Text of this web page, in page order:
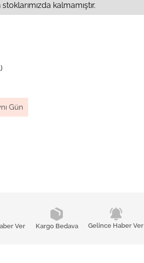
Gün
Ver Kargo Bedava Gelince Haber Ver
kalmamıştır.